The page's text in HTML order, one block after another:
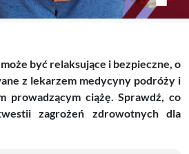
być relaksujące i bezpieczne, o
z lekarzem medycyny podróży i
prowadzącym ciążę. Sprawdź, co
zagrożeń zdrowotnych dla